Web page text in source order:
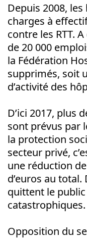
Depuis 2008,
charges à
contre les RTT.
de 20 000
la Fédération
supprimés, soit
d’activité des
D’ici 2017, plus
sont prévus par
la protection
secteur privé,
une réduction
d’euros au
quittent le
catastrophiques.
Opposition du